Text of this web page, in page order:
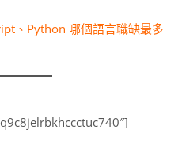
、Python 哪個語言職缺最多